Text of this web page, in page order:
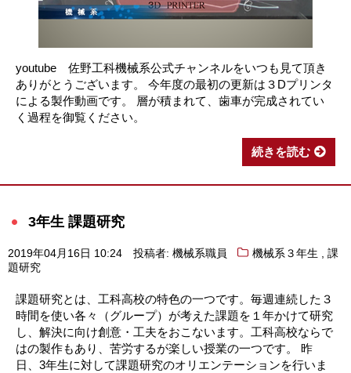
youtube 佐野工科機械系公式チャンネルをいつも見て頂き
ありがとうございます。 今年度の最初の更新は３Dプリンタ
による製作動画です。 層が積まれて、歯車が完成されてい
く過程を御覧ください。
続きを読む
3年生 課題研究
2019年04月16日 10:24 投稿者: 機械系職員 機械系３年生 ,課
題研究
課題研究とは、工科高校の特色の一つです。毎週連続した３
時間を使い各々（グループ）が考えた課題を１年かけて研究
し、解決に向け創意・工夫をおこないます。工科高校ならで
はの製作もあり、苦労するが楽しい授業の一つです。 昨
日、3年生に対して課題研究のオリエンテーションを行いま